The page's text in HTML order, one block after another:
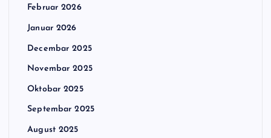
Februar 2026
Januar 2026
Decembar 2025
Novembar 2025
Oktobar 2025
Septembar 2025
August 2025